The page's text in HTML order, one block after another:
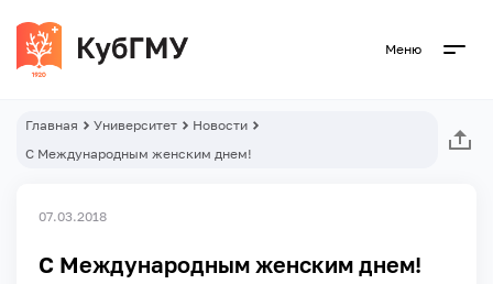
Меню
Главная Университет
Новости
С Международным женским днем!
07.03.2018
С Международным женским днем!